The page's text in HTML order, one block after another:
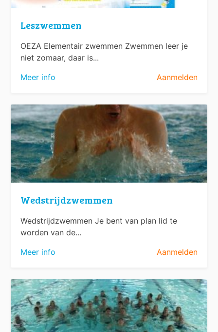
Leszwemmen
OEZA Elementair zwemmen Zwemmen leer je
niet zomaar, daar is...
Meer info
Aanmelden
Wedstrijdzwemmen
Wedstrijdzwemmen Je bent van plan lid te
worden van de...
Meer info
Aanmelden